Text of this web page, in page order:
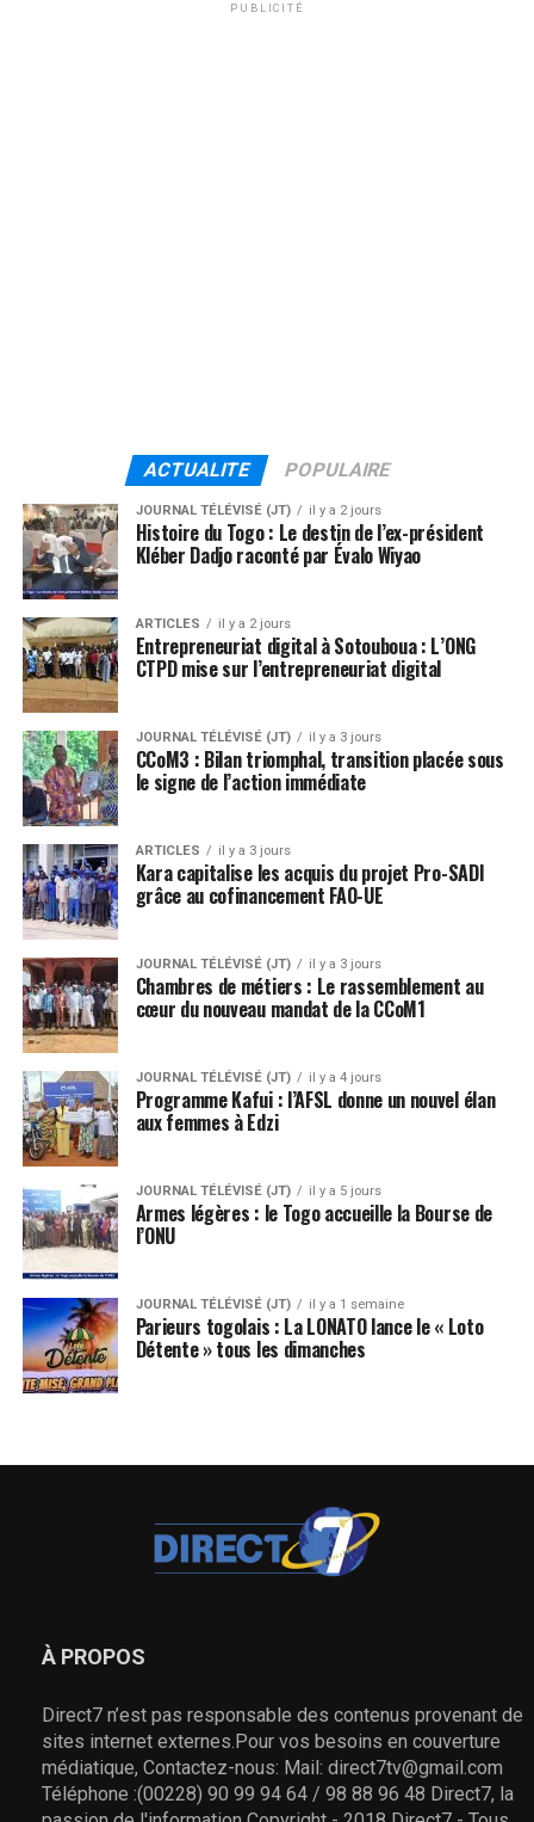
PUBLICITÉ
ACTUALITE POPULAIRE
JOURNAL TÉLÉVISÉ (JT) il y a 2 jours
Histoire du Togo : Le destin de l’ex-président
Kléber Dadjo raconté par Évalo Wiyao
ARTICLES il y a 2 jours
Entrepreneuriat digital à Sotouboua : L’ONG
CTPD mise sur l’entrepreneuriat digital
JOURNAL TÉLÉVISÉ (JT) il y a 3 jours
CCoM3 : Bilan triomphal, transition placée sous
le signe de l’action immédiate
ARTICLES il y a 3 jours
Kara capitalise les acquis du projet Pro-SADI
grâce au cofinancement FAO-UE
JOURNAL TÉLÉVISÉ (JT) il y a 3 jours
Chambres de métiers : Le rassemblement au
cœur du nouveau mandat de la CCoM1
JOURNAL TÉLÉVISÉ (JT) il y a 4 jours
Programme Kafui : l’AFSL donne un nouvel élan
aux femmes à Edzi
JOURNAL TÉLÉVISÉ (JT) il y a 5 jours
Armes légères : le Togo accueille la Bourse de
l’ONU
JOURNAL TÉLÉVISÉ (JT) il y a 1 semaine
Parieurs togolais : La LONATO lance le « Loto
Détente » tous les dimanches
À PROPOS
Direct7 n’est pas responsable des contenus provenant de
sites internet externes.Pour vos besoins en couverture
médiatique, Contactez-nous: Mail: direct7tv@gmail.com
Téléphone :(00228) 90 99 94 64 / 98 88 96 48 Direct7, la